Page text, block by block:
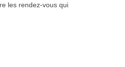
les rendez-vous qui